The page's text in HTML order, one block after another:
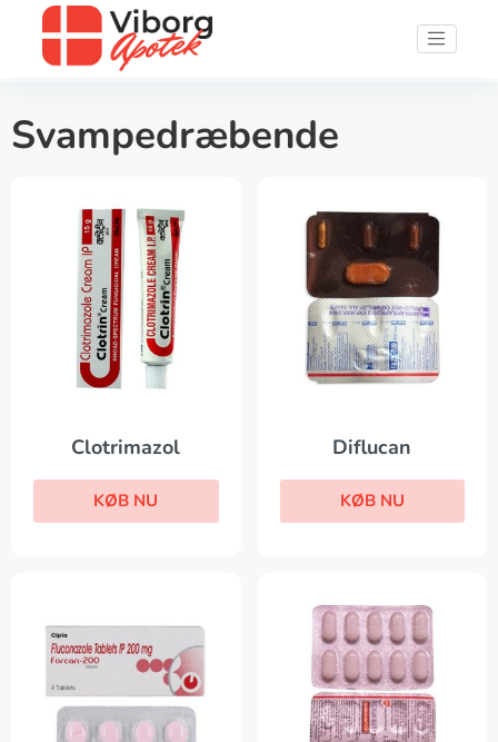
Svampedræbende
Clotrimazol
KØB NU
Diflucan
KØB NU